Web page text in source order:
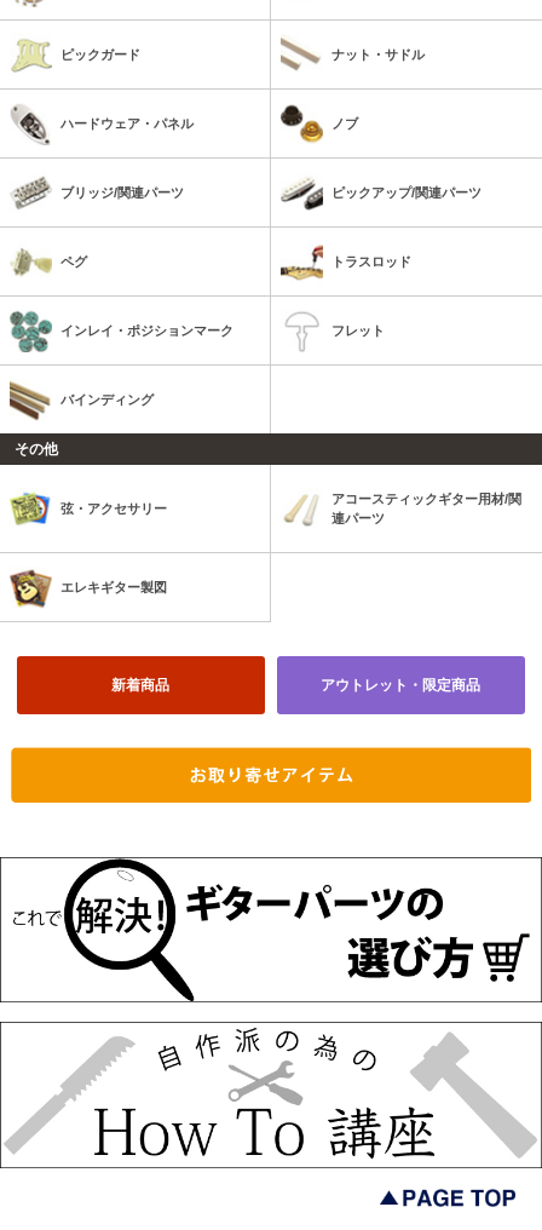
ピックガード ナット・サドル
ハードウェア・パネル ノブ
ブリッジ/関連パーツ ピックアップ/関連パーツ
ペグ トラスロッド
インレイ・ポジションマーク フレット
バインディング
その他
弦・アクセサリー
アコースティックギター用材/関
連パーツ
エレキギター製図
新着商品 アウトレット・限定商品